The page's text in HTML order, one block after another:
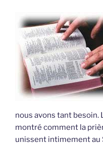
nous avons tant besoin.
montré comment la
unissent intimement au